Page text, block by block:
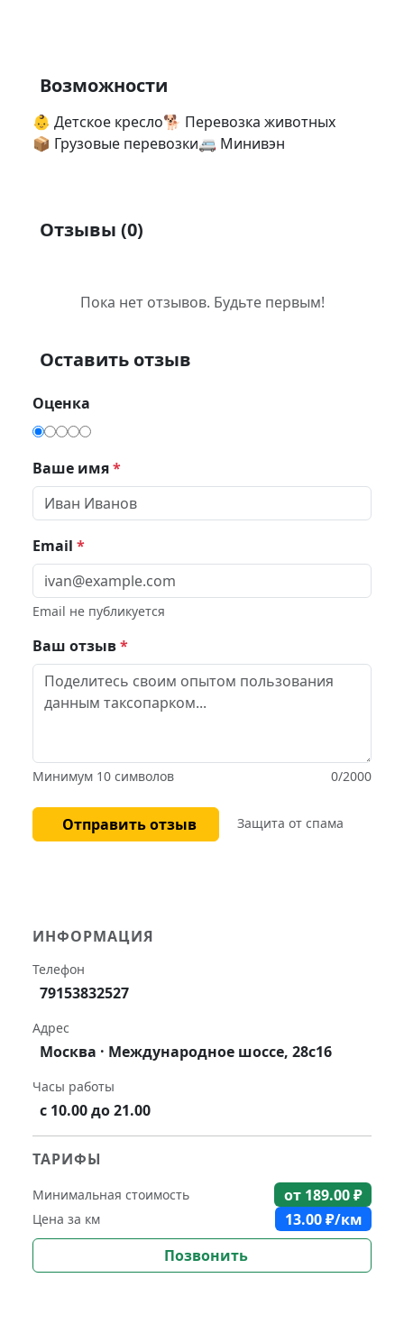
Возможности
👶 Детское кресло🐕 Перевозка животных
📦 Грузовые перевозки🚐 Минивэн
Отзывы (0)
Пока нет отзывов. Будьте первым!
Оставить отзыв
Оценка
Ваше имя*
Email *
Email не публикуется
Ваш отзыв*
Минимум 10 символов 0/2000
Отправить отзыв Защита от спама
ИНФОРМАЦИЯ
Телефон
79153832527
Адрес
Москва · Международное шоссе, 28с16
Часы работы
с 10.00 до 21.00
ТАРИФЫ
Минимальная стоимость от 189.00₽
Цена за км 13.00₽/км
Позвонить